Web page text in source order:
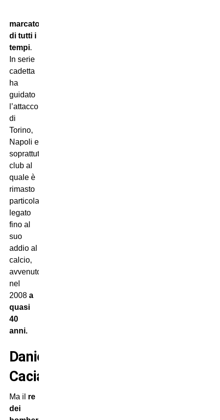
marcatore
di tutti i
tempi.
In serie
cadetta
ha
guidato
l’attacco
di
Torino,
Napoli e
soprattutto
club al
quale è
rimasto
particolarmente
legato
fino al
suo
addio al
calcio,
avvenuto
nel
2008a
quasi
40
anni.
Daniele
Cacia
Ma il re
dei